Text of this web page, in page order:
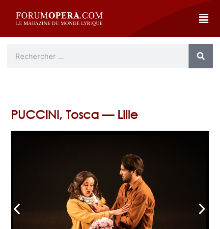
PUCCINI, Tosca — Lille
arrow_back_ios arrow_forward_ios